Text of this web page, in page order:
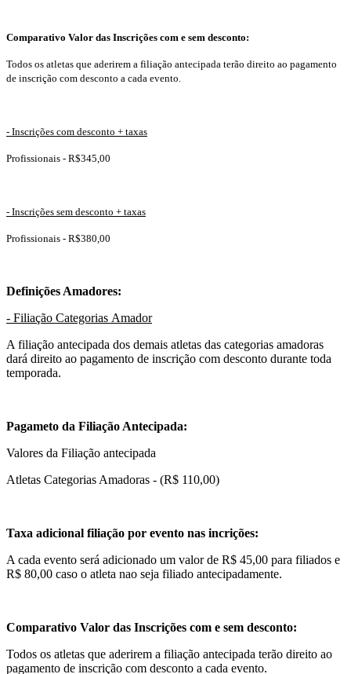
Comparativo Valor das Inscrições com e sem desconto:
Todos os atletas que aderirem a filiação antecipada terão direito ao pagamento
de inscrição com desconto a cada evento.
- Inscrições com desconto + taxas
Profissionais - R$345,00
- Inscrições sem desconto + taxas
Profissionais - R$380,00
Definições Amadores:
- Filiação Categorias Amador
A filiação antecipada dos demais atletas das categorias amadoras
dará direito ao pagamento de inscrição com desconto durante toda
temporada.
Pagameto da Filiação Antecipada:
Valores da Filiação antecipada
Atletas Categorias Amadoras - (R$ 110,00)
Taxa adicional filiação por evento nas incrições:
A cada evento será adicionado um valor de R$ 45,00 para filiados e
R$ 80,00 caso o atleta nao seja filiado antecipadamente.
Comparativo Valor das Inscrições com e sem desconto:
Todos os atletas que aderirem a filiação antecipada terão direito ao
pagamento de inscrição com desconto a cada evento.